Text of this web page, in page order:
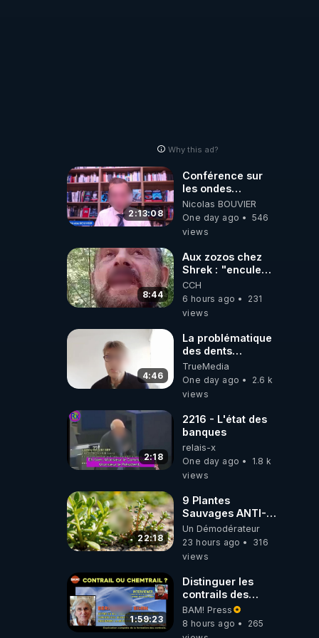
Why this ad?
2:13:08
Conférence sur
les ondes
électromagnétiques
par Grégoire
Caustru et Bart de
Nicolas BOUVIER
One day ago
546
views
8:44
Aux zozos chez
Shrek : "encule
toi tout seul
espèce de mal
polish"
CCH
6 hours ago
231
views
4:46
La problématique
des dents
dévitalisées et
des implants
TrueMedia
One day ago
2.6 k
views
2:18
2216 - L'état des
banques
relais-x
One day ago
1.8 k
views
22:18
9 Plantes
Sauvages ANTI-
FAMINE: ces
Ressources
Haies
Un Démodérateur
23 hours ago
316
views
1:59:23
Distinguer les
contrails des
chemtrails par
Bernadette Bihin
BAM! Press
8 hours ago
265